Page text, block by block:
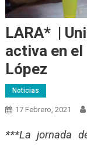
LARA* |
activa en
López
Noticias
17 Febrero, 2021
***La jornada